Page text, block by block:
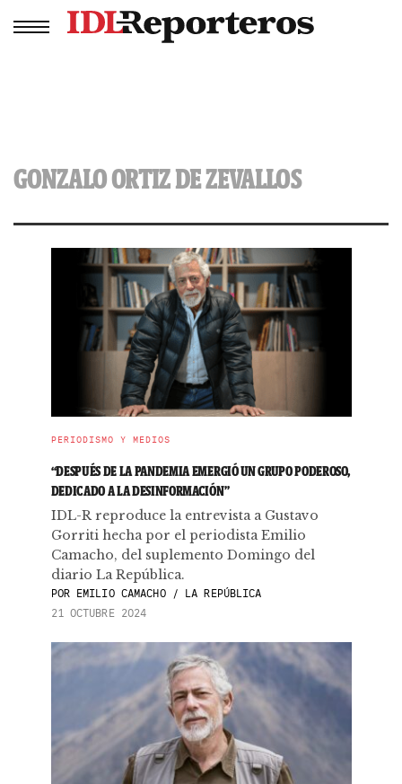
GONZALO ORTIZ DE ZEVALLOS
PERIODISMO Y MEDIOS
“DESPUÉS DE LA PANDEMIA EMERGIÓ UN GRUPO PODEROSO,
DEDICADO A LA DESINFORMACIÓN”
IDL-R reproduce la entrevista a Gustavo
Gorriti hecha por el periodista Emilio
Camacho, del suplemento Domingo del
diario La República.
POREMILIO CAMACHO / LA REPÚBLICA
21 OCTUBRE 2024